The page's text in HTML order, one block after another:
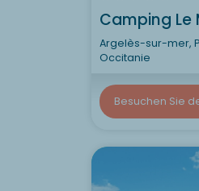
Camping Le
Argelès-sur-mer,
Occitanie
Besuchen Sie